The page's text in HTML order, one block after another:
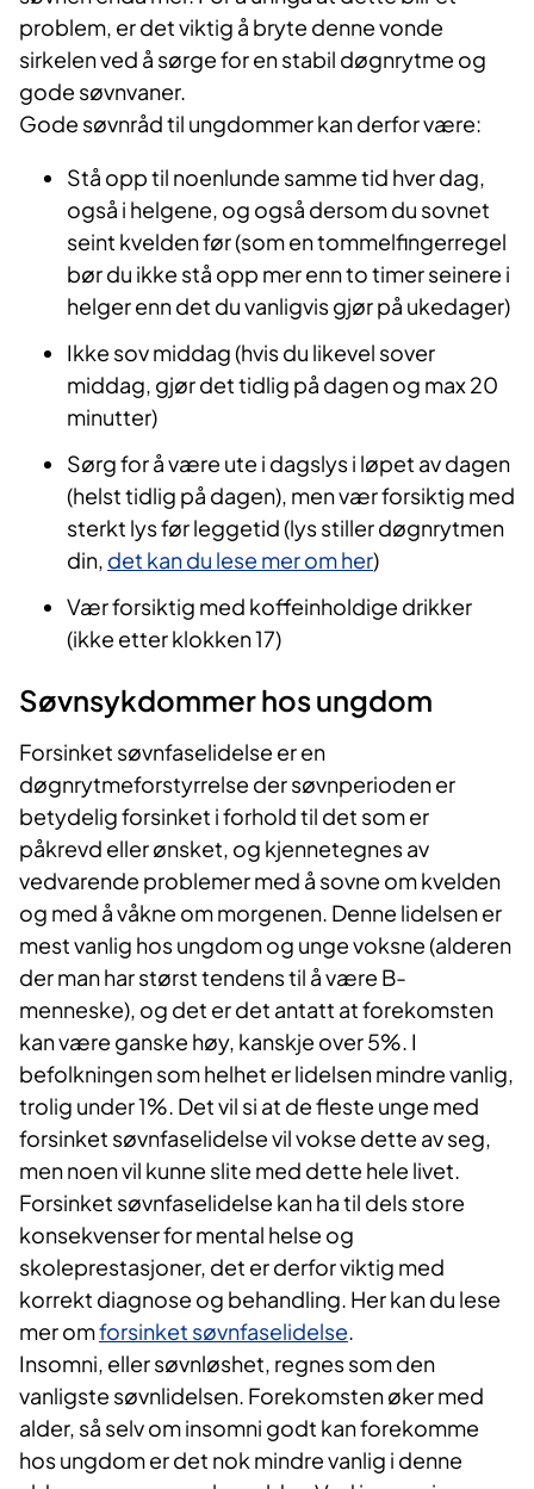
problem, er det viktig å bryte denne vonde
sirkelen ved å sørge for en stabil døgnrytme og
gode søvnvaner.
Gode søvnråd til ungdommer kan derfor være:
Stå opp til noenlunde samme tid hver dag,
også i helgene, og også dersom du sovnet
seint kvelden før (som en tommelfingerregel
bør du ikke stå opp mer enn to timer seinere i
helger enn det du vanligvis gjør på ukedager)
Ikke sov middag (hvis du likevel sover
middag, gjør det tidlig på dagen og max 20
minutter)
Sørg for å være ute i dagslys i løpet av dagen
(helst tidlig på dagen), men vær forsiktig med
sterkt lys før leggetid (lys stiller døgnrytmen
din, det kan du lese mer om her)
Vær forsiktig med koffeinholdige drikker
(ikke etter klokken 17)
Søvnsykdommer hos ungdom
Forsinket søvnfaselidelse er en
døgnrytmeforstyrrelse der søvnperioden er
betydelig forsinket i forhold til det som er
påkrevd eller ønsket, og kjennetegnes av
vedvarende problemer med å sovne om kvelden
og med å våkne om morgenen. Denne lidelsen er
mest vanlig hos ungdom og unge voksne (alderen
der man har størst tendens til å være B-
menneske), og det er det antatt at forekomsten
kan være ganske høy, kanskje over 5%. I
befolkningen som helhet er lidelsen mindre vanlig,
trolig under 1%. Det vil si at de fleste unge med
forsinket søvnfaselidelse vil vokse dette av seg,
men noen vil kunne slite med dette hele livet.
Forsinket søvnfaselidelse kan ha til dels store
konsekvenser for mental helse og
skoleprestasjoner, det er derfor viktig med
korrekt diagnose og behandling. Her kan du lese
mer omforsinket søvnfaselidelse.
Insomni, eller søvnløshet, regnes som den
vanligste søvnlidelsen. Forekomsten øker med
alder, så selv om insomni godt kan forekomme
hos ungdom er det nok mindre vanlig i denne